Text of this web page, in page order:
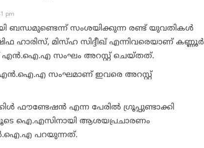
pm
സംശയിക്കുന്ന രണ്ട് യുവതികള്‍
ഹാരിസ്, മിസ്ഹ സിദ്ദീഖ് എന്നിവരെയാണ് കണ്ണൂര്‍
എന്‍.ഐ.എ സംഘം അറസ്റ്റ് ചെയ്തത്.
എന്‍.ഐ.എ സംഘമാണ് ഇവരെ അറസ്റ്റ്
ഫൗണ്ടേഷന്‍ എന്ന പേരില്‍ ഗ്രൂപ്പുണ്ടാക്കി
ഐ.എസിനായി ആശയപ്രചാരണം
പറയുന്നത്.